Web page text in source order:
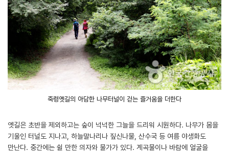
죽령옛길의 아담한 나무터널이 걷는 즐거움을 더한다
옛길은 초반을 제외하고는 숲이 넉넉한 그늘을 드리워 시원하다. 나무가 몸을
기울인 터널도 지나고, 하늘말나리나 짚신나물, 산수국 등 여름 야생화도
만난다. 중간에는 쉴 만한 의자와 물가가 있다. 계곡물이나 바람에 얼굴을